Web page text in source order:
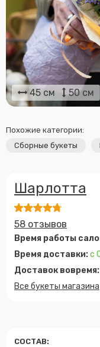
45 см 50 см
Похожие категории:
Сборные букеты
Шарлотта
58 отзывов
Время работы
Время доставки:с
Доставок вовремя:
Все букеты магазина
СОСТАВ: